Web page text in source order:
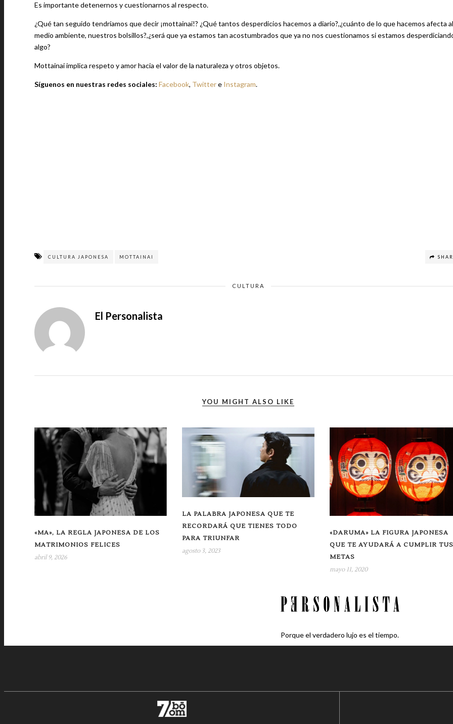
Es importante detenernos y cuestionarnos al respecto.
¿Qué tan seguido tendríamos que decir ¡mottainai!? ¿Qué tantos desperdicios hacemos a diario?,¿cuánto de lo que hacemos afecta al
medio ambiente, nuestros bolsillos?,¿será que ya estamos tan acostumbrados que ya no nos cuestionamos si estamos
algo?
Mottainai implica respeto y amor hacia el valor de la naturaleza y otros objetos.
Síguenos en nuestras redes sociales: Facebook, Twittere Instagram.
CULTURA JAPONESA MOTTAINAI
CULTURA
El Personalista
YOU MIGHT ALSO LIKE
«MA», LA REGLA JAPONESA DE LOS
MATRIMONIOS FELICES
abril 9, 2026
LA PALABRA JAPONESA QUE TE
RECORDARÁ QUE TIENES TODO
PARA TRIUNFAR
agosto 3, 2023
«DARUMA» LA FIGURA JAPONESA
QUE TE AYUDARÁ A CUMPLIR TUS
METAS
mayo 11, 2020
Porque el verdadero lujo es el tiempo.